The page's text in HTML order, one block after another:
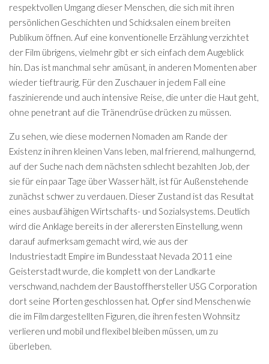
respektvollen Umgang dieser Menschen, die sich mit ihren
persönlichen Geschichten und Schicksalen einem breiten
Publikum öffnen.Auf eine konventionelle Erzählung verzichtet
der Film übrigens, vielmehr gibt er sich einfach dem Augeblick
hin. Das ist manchmal sehr amüsant, in anderen Momenten aber
wieder tieftraurig. Für den Zuschauer in jedem Fall eine
faszinierende und auch intensive Reise, die unter die Haut geht,
ohne penetrant auf die Tränendrüse drücken zu müssen.
Zu sehen, wie diese modernen Nomaden am Rande der
Existenz in ihren kleinen Vans leben, mal frierend, mal hungernd,
auf der Suche nach dem nächsten schlecht bezahlten Job, der
sie für ein paar Tage über Wasser hält, ist für Außenstehende
zunächst schwer zu verdauen. Dieser Zustand ist das Resultat
eines ausbaufähigen Wirtschafts- und Sozialsystems. Deutlich
wird die Anklage bereits in der allerersten Einstellung, wenn
darauf aufmerksam gemacht wird, wie aus der
Industriestadt Empire im Bundesstaat Nevada 2011 eine
Geisterstadt wurde, die komplett von der Landkarte
verschwand, nachdem der Baustoffhersteller USG Corporation
dort seine Pforten geschlossen hat. Opfer sind Menschen wie
die im Film dargestellten Figuren, die ihren festen Wohnsitz
verlieren und mobil und flexibel bleiben müssen, um zu
überleben.